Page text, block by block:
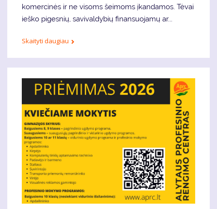
komercinės ir ne visoms šeimoms įkandamos. Tėvai
ieško pigesnių, savivaldybių finansuojamų ar...
Skaityti daugiau